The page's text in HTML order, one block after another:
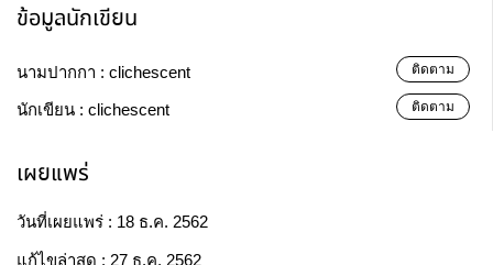
ข้อมูลนักเขียน
นามปากกา : clichescent ติดตาม
นักเขียน : clichescent ติดตาม
เผยแพร่
วันที่เผยแพร่ : 18 ธ.ค. 2562
แก้ไขล่าสุด : 27 ธ.ค. 2562